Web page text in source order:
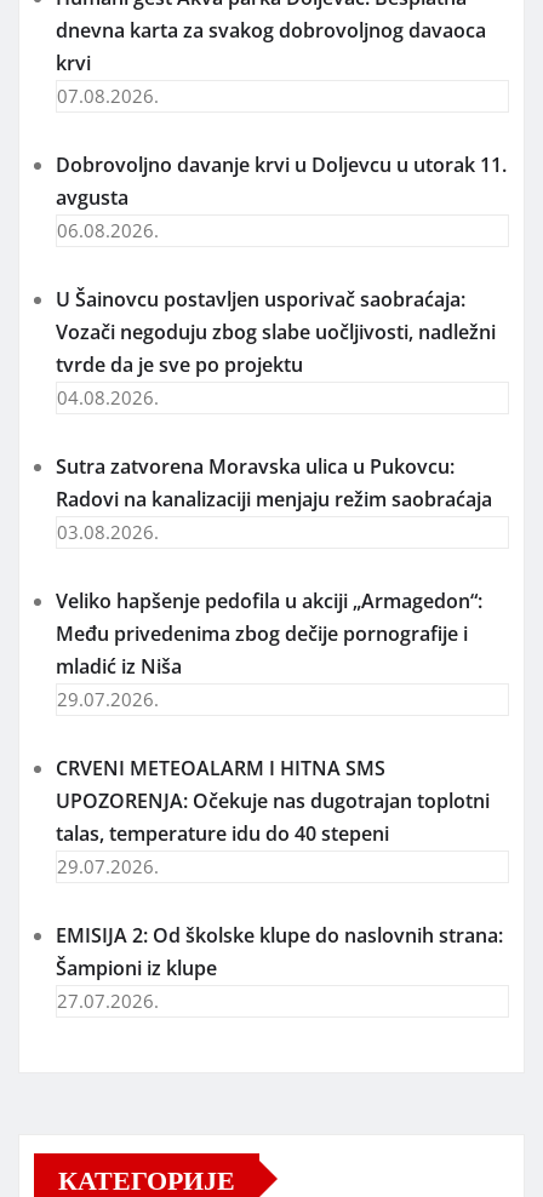
dnevna karta za svakog dobrovoljnog davaoca
krvi
07.08.2026.
Dobrovoljno davanje krvi u Doljevcu u utorak 11.
avgusta
06.08.2026.
U Šainovcu postavljen usporivač saobraćaja:
Vozači negoduju zbog slabe uočljivosti, nadležni
tvrde da je sve po projektu
04.08.2026.
Sutra zatvorena Moravska ulica u Pukovcu:
Radovi na kanalizaciji menjaju režim saobraćaja
03.08.2026.
Veliko hapšenje pedofila u akciji „Armagedon“:
Među privedenima zbog dečije pornografije i
mladić iz Niša
29.07.2026.
CRVENI METEOALARM I HITNA SMS
UPOZORENJA: Očekuje nas dugotrajan toplotni
talas, temperature idu do 40 stepeni
29.07.2026.
EMISIJA 2: Od školske klupe do naslovnih strana:
Šampioni iz klupe
27.07.2026.
КАТЕГОРИЈЕ